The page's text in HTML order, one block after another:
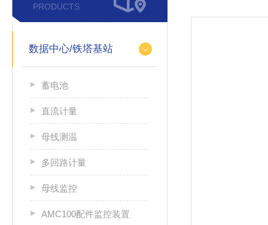
PRODUCTS
数据中心/铁塔基站
蓄电池
直流计量
母线测温
多回路计量
母线监控
AMC100配件监控装置